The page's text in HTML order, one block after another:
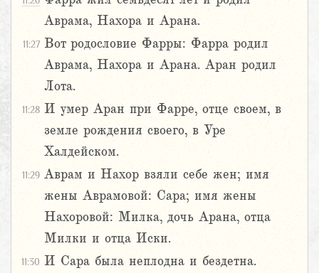
Аврама, Нахора и Арана.
11:27 Вот родословие Фарры: Фарра родил
Аврама, Нахора и Арана. Аран родил
Лота.
11:28 И умер Аран при Фарре, отце своем, в
земле рождения своего, в Уре
Халдейском.
11:29 Аврам и Нахор взяли себе жен; имя
жены Аврамовой: Сара; имя жены
Нахоровой: Милка, дочь Арана, отца
Милки и отца Иски.
11:30 И Сара была неплодна и бездетна.